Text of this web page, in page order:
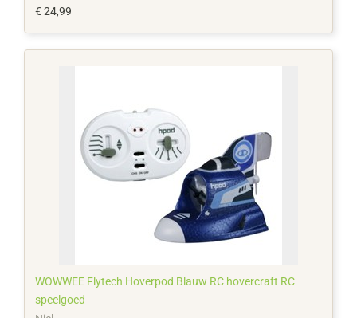
€ 24,99
WOWWEE Flytech Hoverpod Blauw RC hovercraft RC
speelgoed